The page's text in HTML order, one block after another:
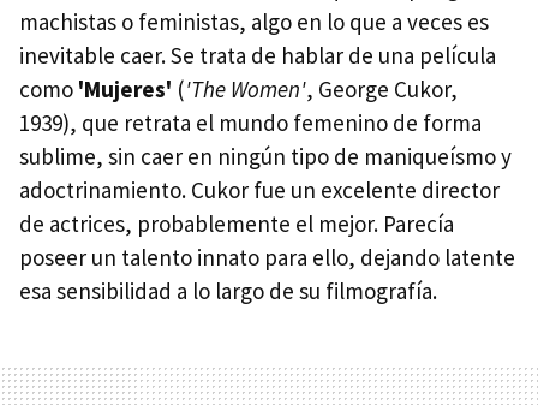
machistas o feministas, algo en lo que a veces es
inevitable caer. Se trata de hablar de una película
como 'Mujeres' ('The Women', George Cukor,
1939), que retrata el mundo femenino de forma
sublime, sin caer en ningún tipo de maniqueísmo y
adoctrinamiento. Cukor fue un excelente director
de actrices, probablemente el mejor. Parecía
poseer un talento innato para ello, dejando latente
esa sensibilidad a lo largo de su filmografía.